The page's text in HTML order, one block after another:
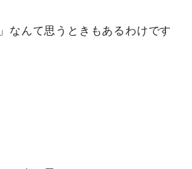
なんて思うときもあるわけです